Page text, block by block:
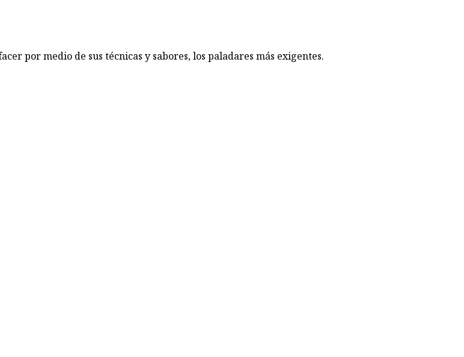
por medio de sus técnicas y sabores, los paladares más exigentes.